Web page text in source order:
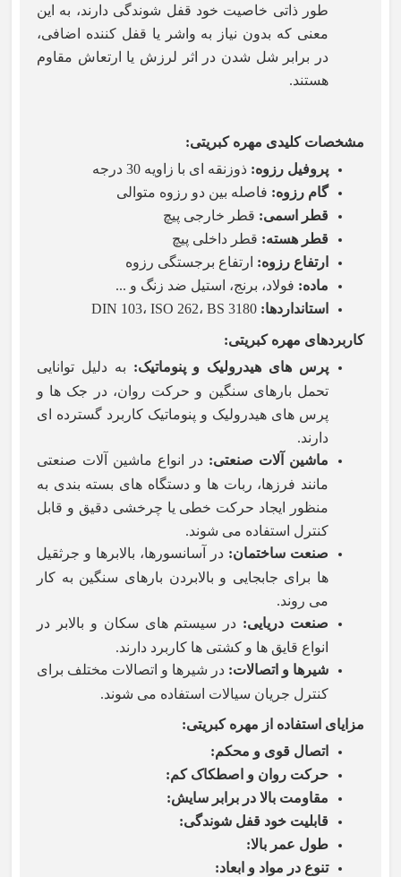
طور ذاتی خاصیت خود قفل شوندگی دارند، به این
معنی که بدون نیاز به واشر یا قفل کننده اضافی،
در برابر شل شدن در اثر لرزش یا ارتعاش مقاوم
هستند.
مشخصات کلیدی مهره کبریتی:
پروفیل رزوه: ذوزنقه ای با زاویه 30 درجه
گام رزوه: فاصله بین دو رزوه متوالی
قطر اسمی: قطر خارجی پیچ
قطر هسته: قطر داخلی پیچ
ارتفاع رزوه: ارتفاع برجستگی رزوه
ماده: فولاد، برنج، استیل ضد زنگ و ...
استانداردها:
کاربردهای مهره کبریتی:
پرس های هیدرولیک و پنوماتیک: به دلیل توانایی
تحمل بارهای سنگین و حرکت روان، در جک ها و
پرس های هیدرولیک و پنوماتیک کاربرد گسترده ای
دارند.
ماشین آلات صنعتی: در انواع ماشین آلات صنعتی
مانند فرزها، ربات ها و دستگاه های بسته بندی به
منظور ایجاد حرکت خطی یا چرخشی دقیق و قابل
کنترل استفاده می شوند.
صنعت ساختمان: در آسانسورها، بالابرها و جرثقیل
ها برای جابجایی و بالابردن بارهای سنگین به کار
می روند.
صنعت دریایی: در سیستم های سکان و بالابر در
انواع قایق ها و کشتی ها کاربرد دارند.
شیرها و اتصالات: در شیرها و اتصالات مختلف برای
کنترل جریان سیالات استفاده می شوند.
مزایای استفاده از مهره کبریتی:
اتصال قوی و محکم:
حرکت روان و اصطکاک کم:
مقاومت بالا در برابر سایش:
قابلیت خود قفل شوندگی:
طول عمر بالا:
تنوع در مواد و ابعاد: